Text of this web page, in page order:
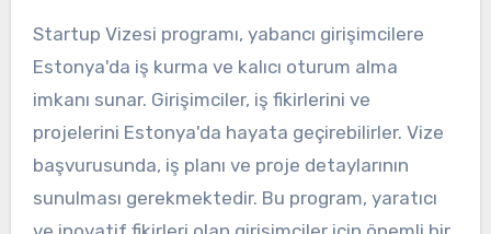
Startup Vizesi programı, yabancı girişimcilere
Estonya'da iş kurma ve kalıcı oturum alma
imkanı sunar. Girişimciler, iş fikirlerini ve
projelerini Estonya'da hayata geçirebilirler. Vize
başvurusunda, iş planı ve proje detaylarının
sunulması gerekmektedir. Bu program, yaratıcı